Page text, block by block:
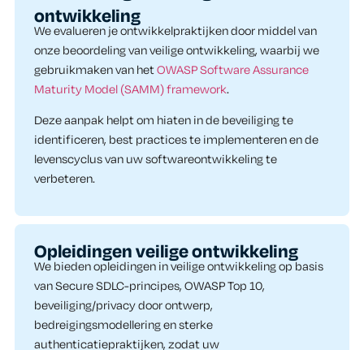
ontwikkeling​
We evalueren je ontwikkelpraktijken door middel van
onze beoordeling van veilige ontwikkeling, waarbij we
gebruikmaken van hetOWASP Software Assurance
Maturity Model (SAMM) framework.
Deze aanpak helpt om hiaten in de beveiliging te
identificeren, best practices te implementeren en de
levenscyclus van uw softwareontwikkeling te
verbeteren.
Opleidingen veilige ontwikkeling​
We bieden opleidingen in veilige ontwikkeling op basis
van Secure SDLC-principes, OWASP Top 10,
beveiliging/privacy door ontwerp,
bedreigingsmodellering en sterke
authenticatiepraktijken, zodat uw